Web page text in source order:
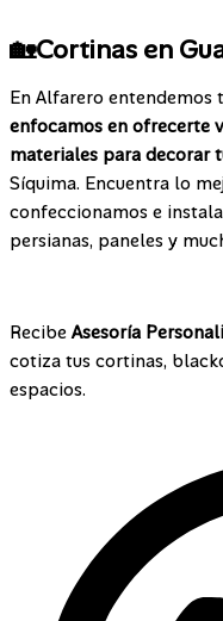
🏡Cortinas en
En Alfarero entendemos
enfocamos en ofrecerte
materiales para decorar
Síquima. Encuentra lo
confeccionamos e
persianas, paneles y
RecibeAsesoría
cotiza tus cortinas,
espacios.